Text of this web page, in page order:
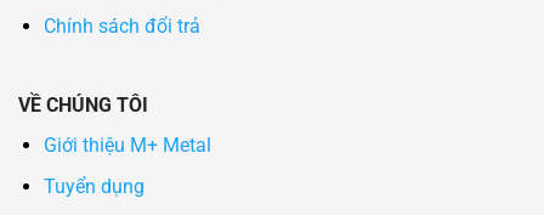
Chính sách đổi trả
VỀ CHÚNG TÔI
Giới thiệu M+ Metal
Tuyển dụng